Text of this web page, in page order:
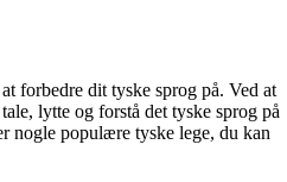
forbedre dit tyske sprog på. Ved at
lytte og forstå det tyske sprog på
nogle populære tyske lege, du kan